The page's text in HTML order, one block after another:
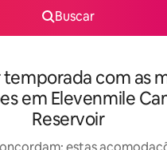
Buscar
com as
em Elevenmile
Reservoir